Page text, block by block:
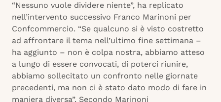
“Nessuno vuole dividere niente”, ha replicato
nell’intervento successivo Franco Marinoni per
Confcommercio. “Se qualcuno si è visto costretto
ad affrontare il tema nell’ultimo fine settimana –
ha aggiunto – non è colpa nostra, abbiamo atteso
a lungo di essere convocati, di poterci riunire,
abbiamo sollecitato un confronto nelle giornate
precedenti, ma non ci è stato dato modo di fare in
maniera diversa”. Secondo Marinoni